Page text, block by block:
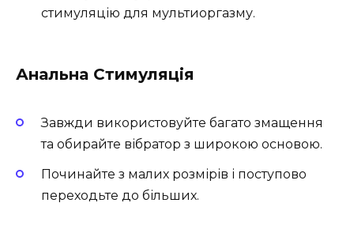
стимуляцію для мультиоргазму.
Анальна Стимуляція
Завжди використовуйте багато змащення
та обирайте вібратор з широкою основою.
Починайте з малих розмірів і поступово
переходьте до більших.